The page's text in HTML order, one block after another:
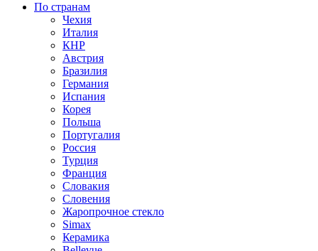
По странам
Чехия
Италия
КНР
Австрия
Бразилия
Германия
Испания
Корея
Польша
Португалия
Россия
Турция
Франция
Словакия
Словения
Жаропрочное стекло
Simax
Керамика